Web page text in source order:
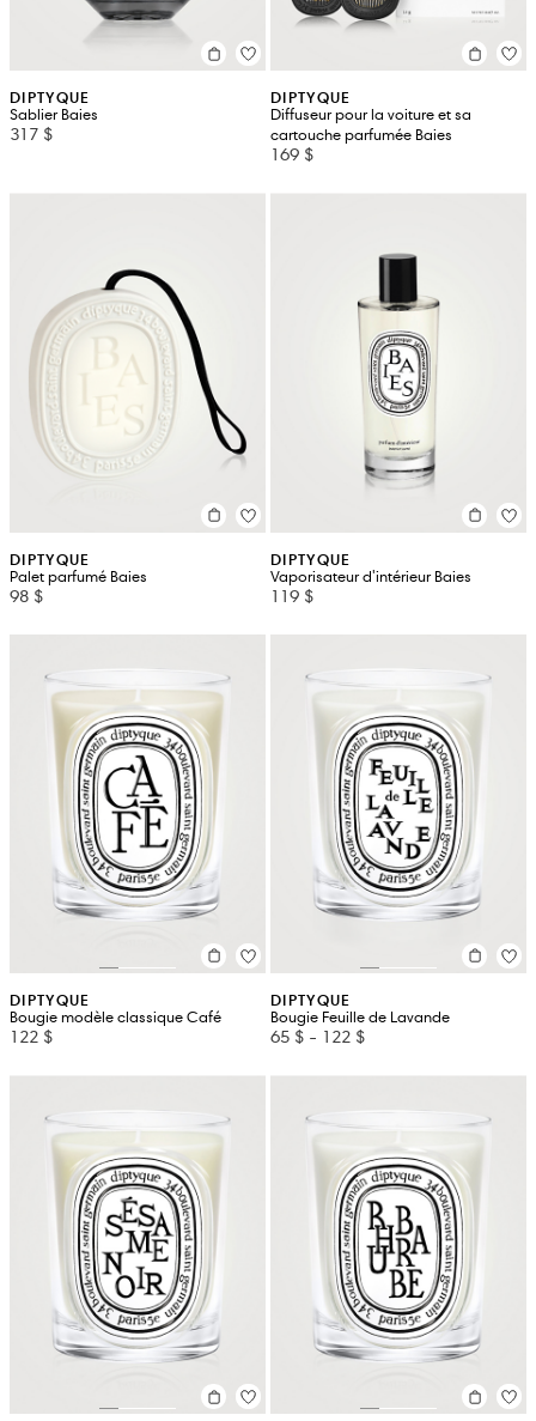
DIPTYQUE
Sablier Baies
317 $
DIPTYQUE
Diffuseur pour la voiture et sa
cartouche parfumée Baies
169 $
DIPTYQUE
Palet parfumé Baies
98 $
DIPTYQUE
Vaporisateur d'intérieur Baies
119 $
DIPTYQUE
Bougie modèle classique Café
122 $
DIPTYQUE
Bougie Feuille de Lavande
65 $ - 122 $